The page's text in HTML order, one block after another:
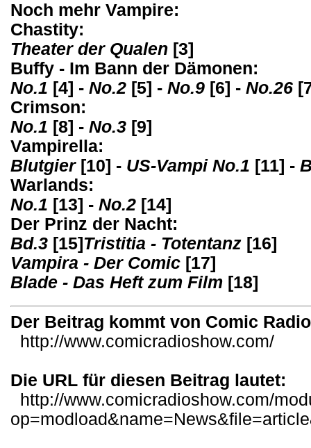
Noch mehr Vampire:
Chastity:
Theater der Qualen [3]
Buffy - Im Bann der Dämonen:
No.1 [4] - No.2 [5] - No.9 [6] - No.26
Crimson:
No.1 [8] - No.3 [9]
Vampirella:
Blutgier[10] - US-Vampi No.1 [11] -
Warlands:
No.1 [13] - No.2 [14]
Der Prinz der Nacht:
Bd.3 [15]Tristitia - Totentanz [16]
Vampira - Der Comic [17]
Blade - Das Heft zum Film [18]
Der Beitrag kommt von Comic
http://www.comicradioshow.com/
Die URL für diesen Beitrag lautet:
http://www.comicradioshow.com/